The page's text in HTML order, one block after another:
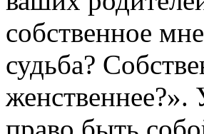
собственное
судьба?
женственнее?».